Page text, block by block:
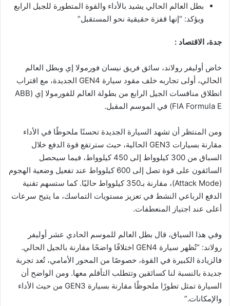
بطل العالم الحالي يشيد بالأداء والقوة المتطورة للجيل الرابع
ويؤكد: “إنها قفزة حقيقية نحو المستقبل”
جدة، الاقتصاد :
خاض أوليفر رولاند، سائق فريق نيسان فورمولا إي وبطل العالم
الحالي، أولى تجاربه خلف مقود سيارة GEN4 الجديدة، مع اقتراب
انطلاق منافسات الجيل الرابع من بطولة العالم للفورمولا إي (ABB
FIA Formula E) في الموسم المقبل.
ومن المنتظر أن تشهد السيارة الجديدة تحسنًا ملحوظًا في الأداء
مقارنة بسيارات GEN3 الحالية، حيث سترتفع قوة الدفع خلال
السباق من 300 كيلوواط إلى 450 كيلوواط، فيما سيحصل
السائقون على قوة تصل إلى 600 كيلوواط عند تفعيل وضعية الهجوم
(Attack Mode)، مقارنة بـ350 كيلوواط حاليًا. كما ستسهم تقنية
الدفع الرباعي النشط في تعزيز مستويات التماسك، ما يتيح سرعات
أعلى عند اجتياز المنعطفات.
وفي هذا السياق، قال بطل العالم للموسم الحادي عشر أوليفر
رولاند: “تُظهر سيارة GEN4 اختلافًا واضحًا مقارنة بالجيل الحالي.
فالزيادة الكبيرة في القوة، خصوصًا من المحور الأمامي، تُعد تجربة
جديدة بالنسبة لنا كسائقين وتتطلب التأقلم معها. ومن الواضح أن
السيارة تمثل تطورًا ملحوظًا مقارنة بسيارة GEN3 من حيث الأداء
والإمكانات.”